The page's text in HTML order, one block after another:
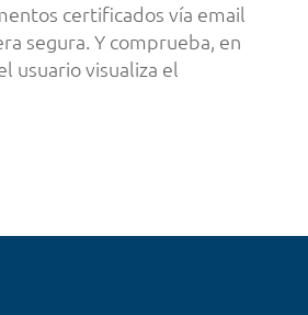
certificados vía email
segura. Y comprueba, en
usuario visualiza el